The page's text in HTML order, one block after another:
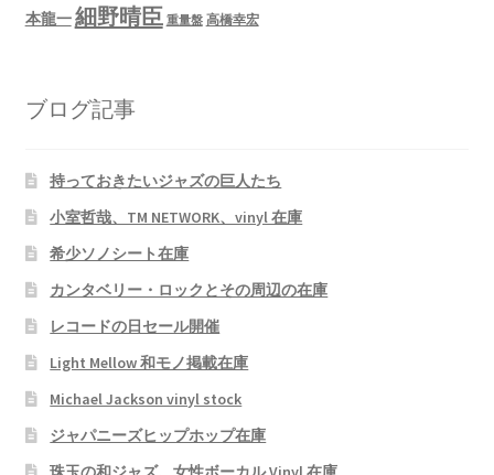
本龍一細野晴臣 重量盤 高橋幸宏
ブログ記事
持っておきたいジャズの巨人たち
小室哲哉、TM NETWORK、vinyl 在庫
希少ソノシート在庫
カンタベリー・ロックとその周辺の在庫
レコードの日セール開催
Light Mellow 和モノ掲載在庫
Michael Jackson vinyl stock
ジャパニーズヒップホップ在庫